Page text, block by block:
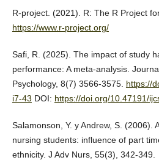
R-project. (2021). R: The R Project
https://www.r-project.org/
Safi, R. (2025). The impact of study
performance: A meta-analysis.
Psychology, 8(7) 3566-3575. https://
i7-43 DOI: https://doi.org/10.47191/
Salamonson, Y. y Andrew, S. (2006).
nursing students: influence of part
ethnicity. J Adv Nurs, 55(3), 342-349.